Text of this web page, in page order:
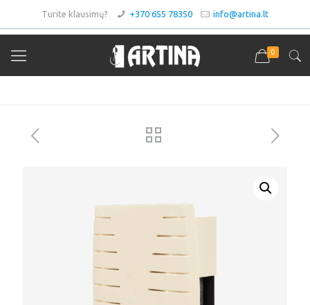
Turite klausimų? +370 655 78350 info@artina.lt
0
Asortimentas